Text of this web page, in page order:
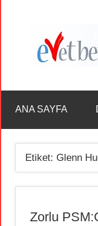
ANA SAYFA
Etiket: Glenn
Zorlu